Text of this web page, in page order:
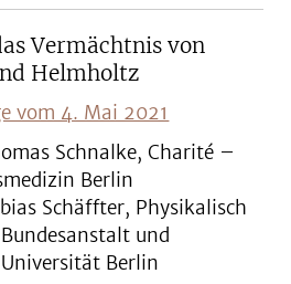
Vermächtnis von
Helmholtz
vom 4. Mai 2021
Schnalke, Charité –
Berlin
Schäffter, Physikalisch
und
Berlin